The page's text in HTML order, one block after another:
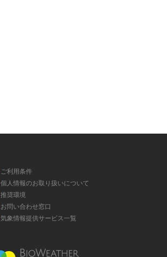
ご利用条件
個人情報のお取り扱いについて
推奨環境
お問い合わせ窓口
気象情報提供サービス一覧